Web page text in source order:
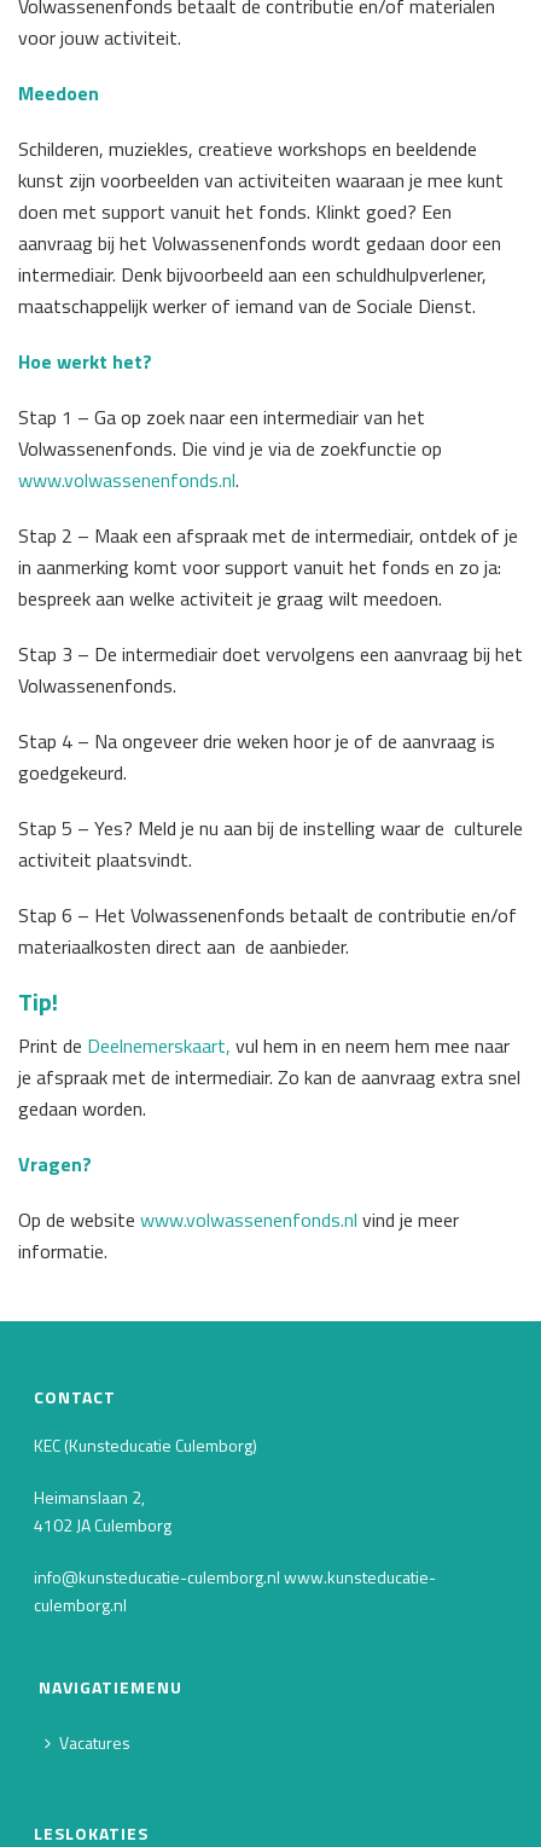
voor jouw activiteit.
Meedoen
Schilderen, muziekles, creatieve workshops en beeldende
kunst zijn voorbeelden van activiteiten waaraan je mee kunt
doen met support vanuit het fonds. Klinkt goed? Een
aanvraag bij het Volwassenenfonds wordt gedaan door een
intermediair. Denk bijvoorbeeld aan een schuldhulpverlener,
maatschappelijk werker of iemand van de Sociale Dienst.
Hoe werkt het?
Stap 1 – Ga op zoek naar een intermediair van het
Volwassenenfonds. Die vind je via de zoekfunctie op
www.volwassenenfonds.nl.
Stap 2 – Maak een afspraak met de intermediair, ontdek of je
in aanmerking komt voor support vanuit het fonds en zo ja:
bespreek aan welke activiteit je graag wilt meedoen.
Stap 3 – De intermediair doet vervolgens een aanvraag bij het
Volwassenenfonds.
Stap 4 – Na ongeveer drie weken hoor je of de aanvraag is
goedgekeurd.
Stap 5 – Yes? Meld je nu aan bij de instelling waar de culturele
activiteit plaatsvindt.
Stap 6 – Het Volwassenenfonds betaalt de contributie en/of
materiaalkosten direct aan de aanbieder.
Tip!
Print de Deelnemerskaart, vul hem in en neem hem mee naar
je afspraak met de intermediair. Zo kan de aanvraag extra snel
gedaan worden.
Vragen?
Op de website www.volwassenenfonds.nl vind je meer
informatie.
CONTACT
KEC (Kunsteducatie Culemborg)
Heimanslaan 2,
4102 JA Culemborg
info@kunsteducatie-culemborg.nl www.kunsteducatie-
culemborg.nl
NAVIGATIEMENU
Vacatures
LESLOKATIES